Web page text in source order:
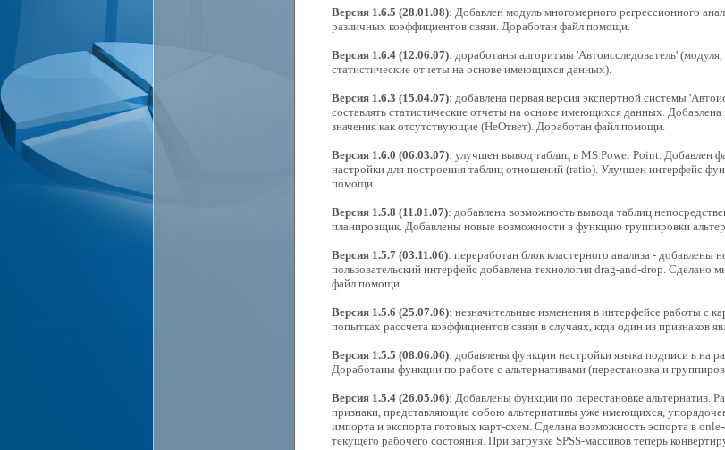
Версия 1.6.5 (28.01.08): Добавлен модуль многомерного регрессионного
различных коэффициентов связи. Доработан файл помощи.
Версия 1.6.4 (12.06.07): доработаны алгоритмы 'Автоисследователь'
статистические отчеты на основе имеющихся данных).
Версия 1.6.3 (15.04.07): добавлена первая версия экспертной системы
составлять статистические отчеты на основе имеющихся данных.
значения как отсутствующие (НеОтвет). Доработан файл помощи.
Версия 1.6.0 (06.03.07): улучшен вывод таблиц в MS Power Point. Добавлен
настройки для построения таблиц отношений (ratio). Улучшен интерфейс
помощи.
Версия 1.5.8 (11.01.07): добавлена возможность вывода таблиц
планировщик. Добавлены новые возможности в функцию группировки
Версия 1.5.7 (03.11.06): переработан блок кластерного анализа - добавлены
пользовательский интерфейс добавлена технология drag-and-drop. Сделано
файл помощи.
Версия 1.5.6 (25.07.06): незначительные изменения в интерфейсе работы с
попытках рассчета коэффициентов связи в случаях, кгда один из признаков
Версия 1.5.5 (08.06.06): добавлены функции настройки языка подписи в на
Доработаны функции по работе с альтернативами (перестановка и
Версия 1.5.4 (26.05.06): Добавлены функции по перестановке альтернатив.
признаки, представляющие собою альтернативы уже имеющихся,
импорта и экспорта готовых карт-схем. Сделана возможность эспорта в
текущего рабочего состояния. При загрузке SPSS-массивов теперь